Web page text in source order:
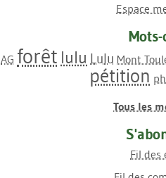
Espace
Mots-
AG forêt lulu Lulu Mont
pétition
Tous les
Fil des